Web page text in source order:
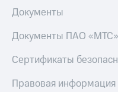
Документы
Документы ПАО «МТС»
Сертификаты
Правовая информация